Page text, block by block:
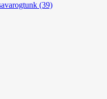
(39)